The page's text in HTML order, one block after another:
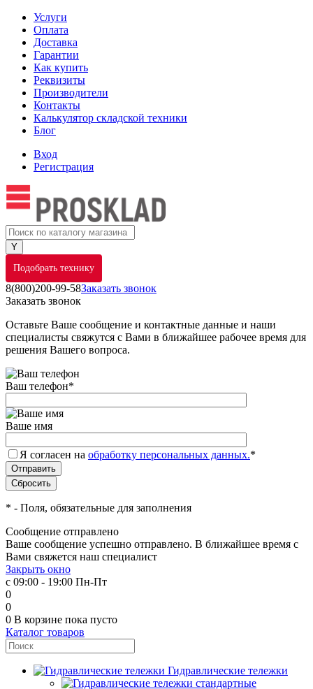
Услуги
Оплата
Доставка
Гарантии
Как купить
Реквизиты
Производители
Контакты
Калькулятор складской техники
Блог
Вход
Регистрация
Подобрать технику
8(800)200-99-58Заказать звонок
Заказать звонок
Оставьте Ваше сообщение и контактные данные и наши
специалисты свяжутся с Вами в ближайшее рабочее время для
решения Вашего вопроса.
Ваш телефон*
Ваше имя
Я согласен на обработку персональных данных.*
* - Поля, обязательные для заполнения
Сообщение отправлено
Ваше сообщение успешно отправлено. В ближайшее время с
Вами свяжется наш специалист
Закрыть окно
с 09:00 - 19:00 Пн-Пт
0
0
0 В корзине пока пусто
Каталог товаров
Гидравлические тележки